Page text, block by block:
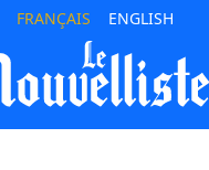
FRANÇAIS ENGLISH